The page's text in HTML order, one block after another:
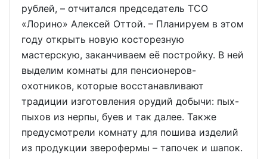
рублей, – отчитался председатель ТСО
«Лорино» Алексей Оттой. – Планируем в этом
году открыть новую косторезную
мастерскую, заканчиваем её постройку. В ней
выделим комнаты для пенсионеров-
охотников, которые восстанавливают
традиции изготовления орудий добычи: пых-
пыхов из нерпы, буев и так далее. Также
предусмотрели комнату для пошива изделий
из продукции зверофермы – тапочек и шапок.